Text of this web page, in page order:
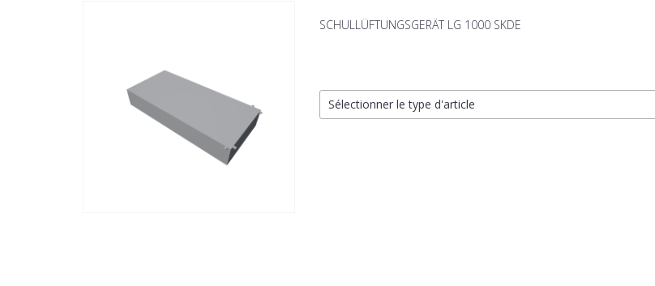
SCHULLÜFTUNGSGERÄT LG 1000 SKDE
Sélectionner le type d'article